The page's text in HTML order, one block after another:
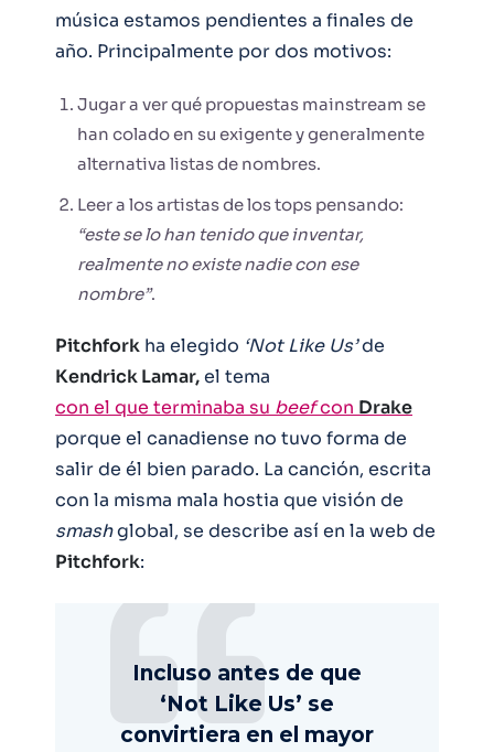
música estamos pendientes a finales de
año. Principalmente por dos motivos:
Jugar a ver qué propuestas mainstream se
han colado en su exigente y generalmente
alternativa listas de nombres.
Leer a los artistas de los tops pensando:
“este se lo han tenido que inventar,
realmente no existe nadie con ese
nombre”.
Pitchfork ha elegido ‘Not Like Us’de
Kendrick Lamar,el tema
con el que terminaba su beefcon Drake
porque el canadiense no tuvo forma de
salir de él bien parado. La canción, escrita
con la misma mala hostia que visión de
smashglobal, se describe así en la web de
Pitchfork:
Incluso antes de que
‘Not Like Us’ se
convirtiera en el mayor